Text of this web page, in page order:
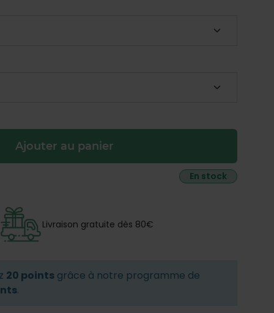
Ajouter au panier
En stock
Livraison gratuite dès 80€
20 points grâce à notre programme de
.